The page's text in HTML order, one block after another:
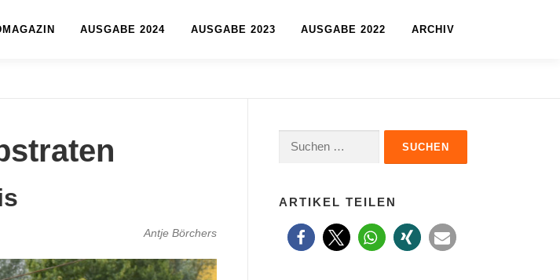
AUSGABE 2024 AUSGABE 2023 AUSGABE 2022 ARCHIV
Antje Börchers
ARTIKEL TEILEN